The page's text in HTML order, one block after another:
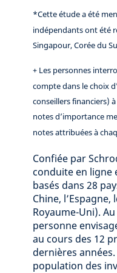
*Cette étude a été
indépendants ont été
Singapour, Corée du
+ Les personnes
compte dans le choix
conseillers financiers)
notes d’importance
notes attribuées à
Confiée par
conduite en ligne
basés dans 28
Chine, l’Espagne,
Royaume-Uni).
personne
au cours des 12
dernières
population des